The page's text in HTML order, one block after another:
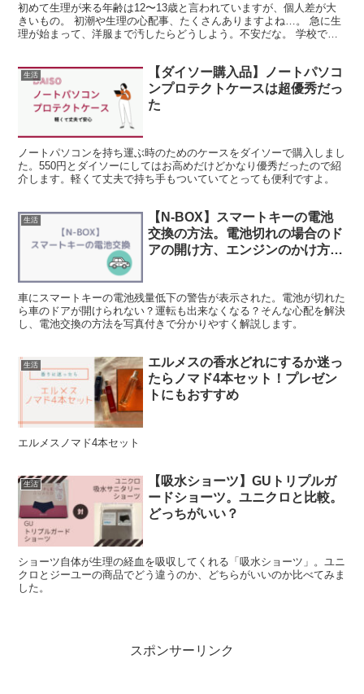
初めて生理が来る年齢は12〜13歳と言われていますが、個人差が大
きいもの。 初潮や生理の心配事、たくさんありますよね…。 急に生
理が始まって、洋服まで汚したらどうしよう。不安だな。 学校でナ
生活
【ダイソー購入品】ノートパソコ
ンプロテクトケースは超優秀だっ
た
ノートパソコンを持ち運ぶ時のためのケースをダイソーで購入しまし
た。550円とダイソーにしてはお高めだけどかなり優秀だったので紹
介します。軽くて丈夫で持ち手もついていてとっても便利ですよ。
生活
【N-BOX】スマートキーの電池
交換の方法。電池切れの場合のド
アの開け方、エンジンのかけ方も
車にスマートキーの電池残量低下の警告が表示された。電池が切れた
ら車のドアが開けられない？運転も出来なくなる？そんな心配を解決
し、電池交換の方法を写真付きで分かりやすく解説します。
生活
エルメスの香水どれにするか迷っ
たらノマド4本セット！プレゼン
トにもおすすめ
エルメスノマド4本セット
生活
【吸水ショーツ】GUトリプルガ
ードショーツ。ユニクロと比較。
どっちがいい？
ショーツ自体が生理の経血を吸収してくれる「吸水ショーツ」。ユニ
クロとジーユーの商品でどう違うのか、どちらがいいのか比べてみま
した。
スポンサーリンク